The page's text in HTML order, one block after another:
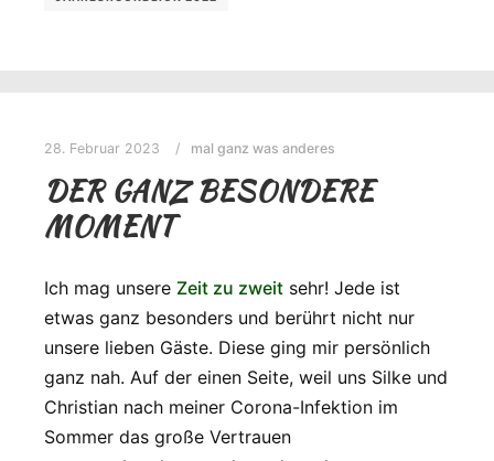
28. Februar 2023 mal ganz was anderes
DER GANZ BESONDERE
MOMENT
Ich mag unsere Zeit zu zweit sehr! Jede ist
etwas ganz besonders und berührt nicht nur
unsere lieben Gäste. Diese ging mir persönlich
ganz nah. Auf der einen Seite, weil uns Silke und
Christian nach meiner Corona-Infektion im
Sommer das große Vertrauen